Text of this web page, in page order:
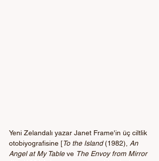
Yeni Zelandalı yazar Janet Frame'in üç ciltlik
otobiyografisine [To the Island (1982), An
Angel at My Table ve The Envoy from Mirror